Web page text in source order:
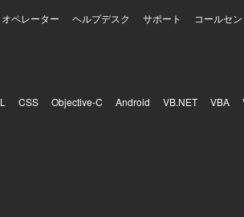
オペレーター ヘルプデスク サポート コールセ
CSS Objective-C Android VB.NET VBA